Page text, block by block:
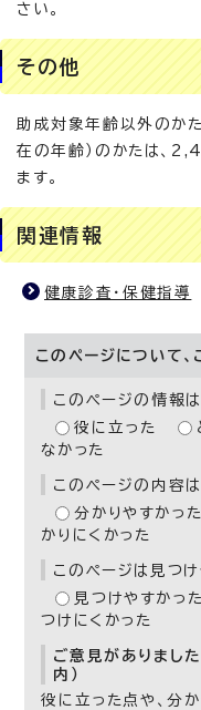
さい。
その他
助成対象年齢以外のか
在の年齢）のかたは、
ます。
関連情報
健康診査・保健指導
このページについて
このページの情報
役に立った
なかった
このページの内容は
分かりやすかった
かりにくかった
このページは見つけ
見つけやすかった
つけにくかった
ご意見がありまし
内）
役に立った点や、分